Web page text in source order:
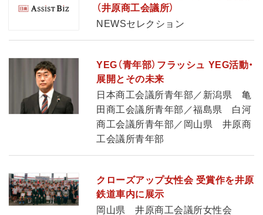
（井原商工会議所）
NEWSセレクション
YEG（青年部）フラッシュ YEG活動・
展開とその未来
日本商工会議所青年部／新潟県 亀
田商工会議所青年部／福島県 白河
商工会議所青年部／岡山県 井原商
工会議所青年部
クローズアップ女性会 受賞作を井原
鉄道車内に展示
岡山県 井原商工会議所女性会